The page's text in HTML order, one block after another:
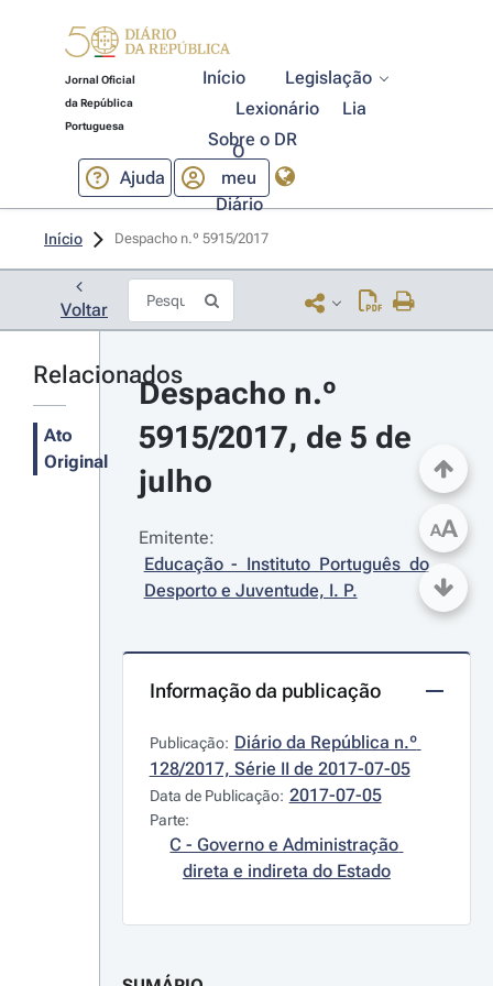
Jornal Oficial
da República
Portuguesa
Início
Legislação
Lexionário
Lia
Sobre o DR
Ajuda
O
meu
Diário
Início Despacho n.º 5915/2017
Voltar
Relacionados
Ato
Original
Despacho n.º
5915/2017, de 5 de
julho
Emitente:
Educação - Instituto Português do
Desporto e Juventude, I. P.
Informação da publicação
Publicação: Diário da República n.º
128/2017, Série II de 2017-07-05
Data de Publicação: 2017-07-05
Parte:
C - Governo e Administração
direta e indireta do Estado
AA